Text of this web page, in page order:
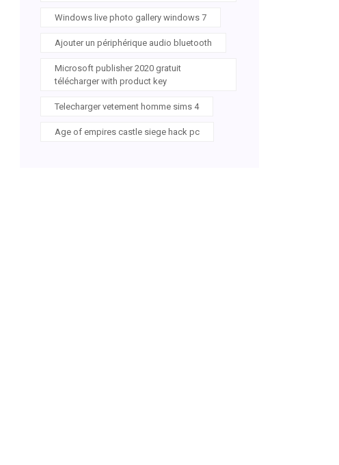
Windows live photo gallery windows 7
Ajouter un périphérique audio bluetooth
Microsoft publisher 2020 gratuit
télécharger with product key
Telecharger vetement homme sims 4
Age of empires castle siege hack pc